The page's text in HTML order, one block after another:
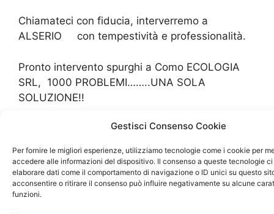
Gestisci Consenso Cookie
Per fornire le migliori esperienze, utilizziamo tecnologie come i cookie per
accedere alle informazioni del dispositivo. Il consenso a queste tecnologie
elaborare dati come il comportamento di navigazione o ID unici su questo
acconsentire o ritirare il consenso può influire negativamente su alcune
funzioni.
Chiamateci con fiducia, interverremo a
ALSERIO con tempestività e professionalità.
Pronto intervento spurghi a Como ECOLOGIA
SRL, 1000 PROBLEMI……..UNA SOLA
SOLUZIONE!!
Lascia un commento
Commento